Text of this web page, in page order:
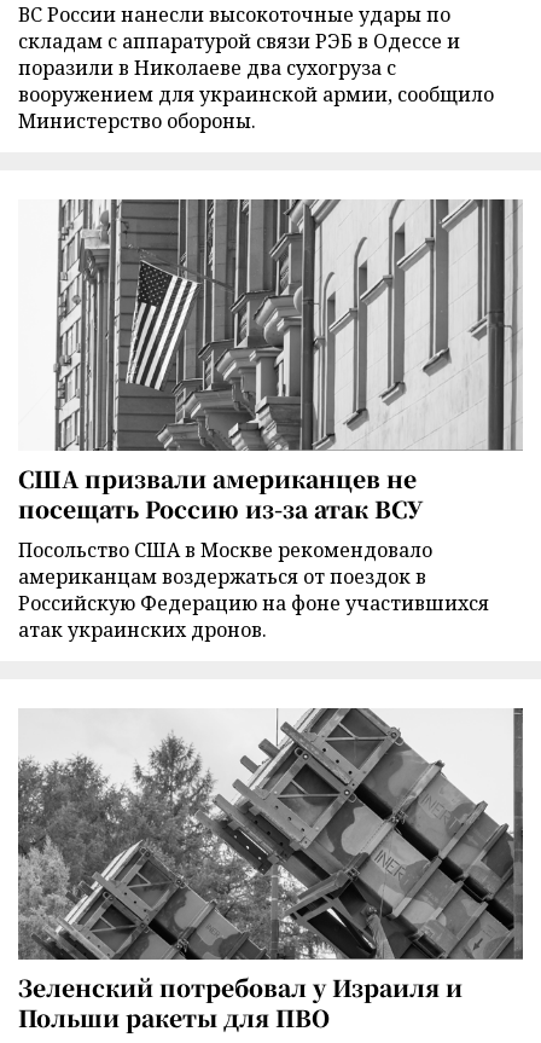
ВС России нанесли высокоточные удары по
складам с аппаратурой связи РЭБ в Одессе и
поразили в Николаеве два сухогруза с
вооружением для украинской армии, сообщило
Министерство обороны.
США призвали американцев не
посещать Россию из-за атак ВСУ
Посольство США в Москве рекомендовало
американцам воздержаться от поездок в
Российскую Федерацию на фоне участившихся
атак украинских дронов.
Зеленский потребовал у Израиля и
Польши ракеты для ПВО